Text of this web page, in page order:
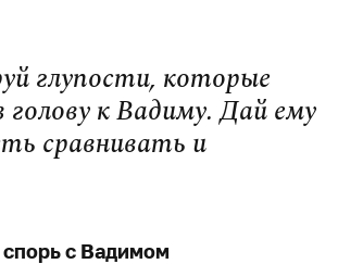
глупости, которые
к Вадиму. Дай ему
сравнивать и
с Вадимом